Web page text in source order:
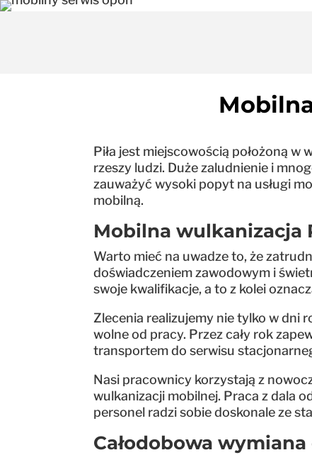
Piła jest miejscowością położoną
rzeszy ludzi. Duże zaludnienie i
zauważyć wysoki popyt na usługi
mobilną.
Mobilna wulkanizacja
Warto mieć na uwadze to, że
doświadczeniem zawodowym i
swoje kwalifikacje, a to z kolei
Zlecenia realizujemy nie tylko w dni
wolne od pracy. Przez cały rok
transportem do serwisu
Nasi pracownicy korzystają z
wulkanizacji mobilnej. Praca z dala
personel radzi sobie doskonale ze
Całodobowa wymiana